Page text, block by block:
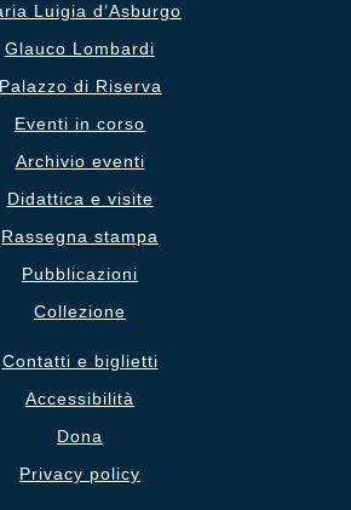
Luigia d’Asburgo
Glauco Lombardi
Palazzo di Riserva
Eventi in corso
Archivio eventi
Didattica e visite
Rassegna stampa
Pubblicazioni
Collezione
Contatti e biglietti
Accessibilità
Dona
Privacy policy